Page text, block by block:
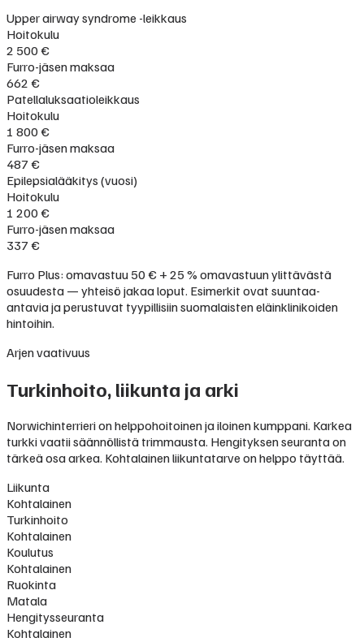
Upper airway syndrome -leikkaus
Hoitokulu
2 500 €
Furro-jäsen maksaa
662 €
Patellaluksaatioleikkaus
Hoitokulu
1 800 €
Furro-jäsen maksaa
487 €
Epilepsialääkitys (vuosi)
Hoitokulu
1 200 €
Furro-jäsen maksaa
337 €
Furro Plus: omavastuu 50 € + 25 % omavastuun ylittävästä
osuudesta — yhteisö jakaa loput. Esimerkit ovat suuntaa-
antavia ja perustuvat tyypillisiin suomalaisten eläinklinikoiden
hintoihin.
Arjen vaativuus
Turkinhoito, liikunta ja arki
Norwichinterrieri on helppohoitoinen ja iloinen kumppani. Karkea
turkki vaatii säännöllistä trimmausta. Hengityksen seuranta on
tärkeä osa arkea. Kohtalainen liikuntatarve on helppo täyttää.
Liikunta
Kohtalainen
Turkinhoito
Kohtalainen
Koulutus
Kohtalainen
Ruokinta
Matala
Hengitysseuranta
Kohtalainen